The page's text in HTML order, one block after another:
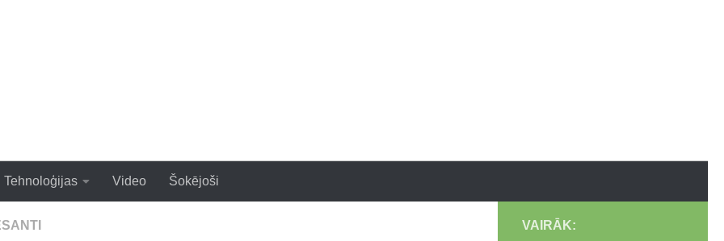
Tehnoloģijas Video Šokējoši
VAIRĀK: